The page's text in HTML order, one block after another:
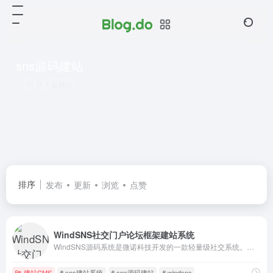
排序 发布 更新 浏览 点赞
WindSNS社交门户论坛框架建站系统